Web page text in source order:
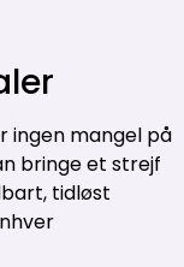
ingen mangel på
bringe et strejf
tidløst